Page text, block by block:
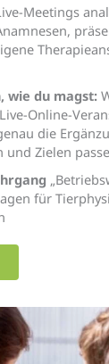
Meetings
wie du magst:
Online-
die
und Zielen
für